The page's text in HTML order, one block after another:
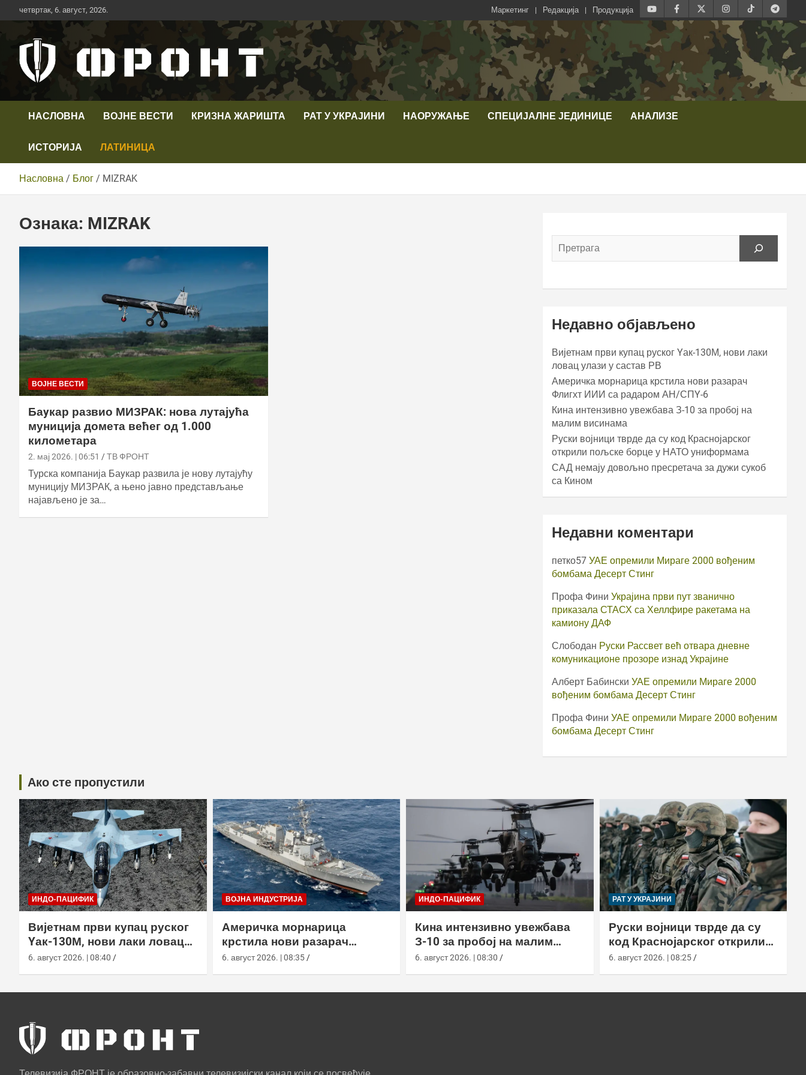
Скип
то
четвртак, 6. август, 2026. Маркетинг Редакција Продукција
Телевизија ФРОНТ
НАСЛОВНА ВОЈНЕ ВЕСТИ КРИЗНА ЖАРИШТА РАТ У УКРАЈИНИ НАОРУЖАЊЕ СПЕЦИЈАЛНЕ ЈЕДИНИЦЕ АНАЛИЗЕ
ИСТОРИЈА ЛАТИНИЦА
Насловна Блог MIZRAK
Ознака: MIZRAK
ВОЈНЕ ВЕСТИ
Баyкар развио МИЗРАК: нова лутајућа
муниција домета већег од 1.000
километара
2. мај 2026. | 06:51 ТВ ФРОНТ
Турска компанија Баyкар развила је нову лутајућу
муницију МИЗРАК, а њено јавно представљање
најављено је за…
Недавно објављено
Вијетнам први купац руског Yак-130М, нови лаки
ловац улази у састав РВ
Америчка морнарица крстила нови разарач
Флигхт ИИИ са радаром АН/СПY-6
Кина интензивно увежбава З-10 за пробој на
малим висинама
Руски војници тврде да су код Краснојарског
открили пољске борце у НАТО униформама
САД немају довољно пресретача за дужи сукоб
са Кином
Недавни коментари
петко57 УАЕ опремили Мираге 2000 вођеним
бомбама Десерт Стинг
Профа Фини Украјина први пут званично
приказала СТАСХ са Хеллфире ракетама на
камиону ДАФ
Слободан Руски Рассвет већ отвара дневне
комуникационе прозоре изнад Украјине
Алберт Бабински УАЕ опремили Мираге 2000
вођеним бомбама Десерт Стинг
Профа Фини УАЕ опремили Мираге 2000 вођеним
бомбама Десерт Стинг
Ако сте пропустили
ИНДО-ПАЦИФИК
Вијетнам први купац руског
Yак-130М, нови лаки ловац
улази у састав РВ
6. август 2026. | 08:40
ВОЈНА ИНДУСТРИЈА
Америчка морнарица
крстила нови разарач
Флигхт ИИИ са радаром АН/
6. август 2026. | 08:35
ИНДО-ПАЦИФИК
Кина интензивно увежбава
З-10 за пробој на малим
висинама
6. август 2026. | 08:30
РАТ У УКРАЈИНИ
Руски војници тврде да су
код Краснојарског открили
пољске борце у НАТО
6. август 2026. | 08:25